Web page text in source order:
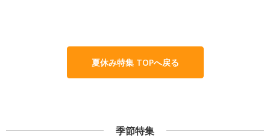
夏休み特集 TOPへ戻る
季節特集